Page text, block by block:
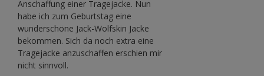
Anschaffung einer Tragejacke. Nun
habe ich zum Geburtstag eine
wunderschöne Jack-Wolfskin Jacke
bekommen. Sich da noch extra eine
Tragejacke anzuschaffen erschien mir
nicht sinnvoll.